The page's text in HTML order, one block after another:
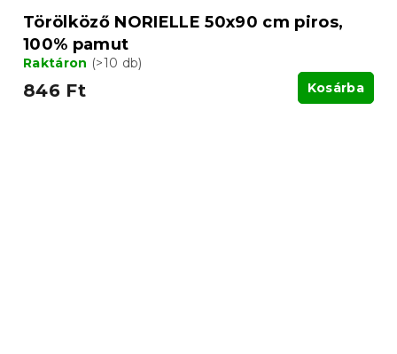
Törölköző NORIELLE 50x90 cm piros,
100% pamut
Raktáron (>10 db)
846 Ft Kosárba